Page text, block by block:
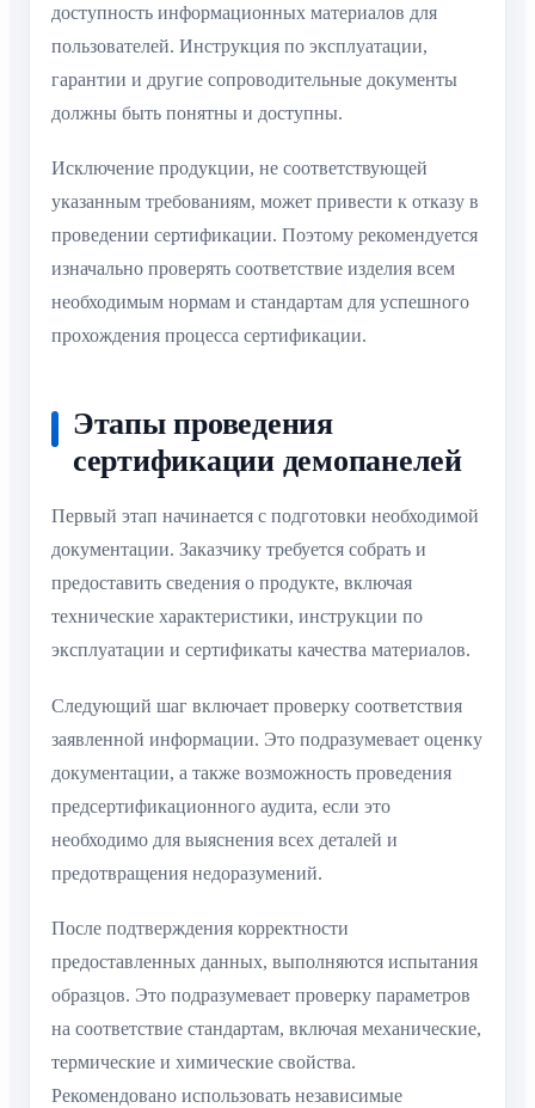
доступность информационных материалов для
пользователей. Инструкция по эксплуатации,
гарантии и другие сопроводительные документы
должны быть понятны и доступны.
Исключение продукции, не соответствующей
указанным требованиям, может привести к отказу в
проведении сертификации. Поэтому рекомендуется
изначально проверять соответствие изделия всем
необходимым нормам и стандартам для успешного
прохождения процесса сертификации.
Этапы проведения
сертификации демопанелей
Первый этап начинается с подготовки необходимой
документации. Заказчику требуется собрать и
предоставить сведения о продукте, включая
технические характеристики, инструкции по
эксплуатации и сертификаты качества материалов.
Следующий шаг включает проверку соответствия
заявленной информации. Это подразумевает оценку
документации, а также возможность проведения
предсертификационного аудита, если это
необходимо для выяснения всех деталей и
предотвращения недоразумений.
После подтверждения корректности
предоставленных данных, выполняются испытания
образцов. Это подразумевает проверку параметров
на соответствие стандартам, включая механические,
термические и химические свойства.
Рекомендовано использовать независимые